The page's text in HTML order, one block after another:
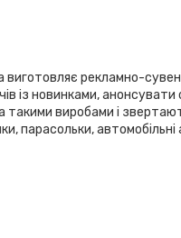
рекламно-
із новинками, анонсувати
виробами і
парасольки,